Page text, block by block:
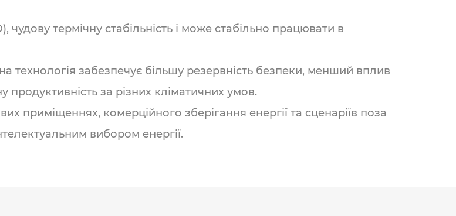
термічну стабільність і може стабільно працювати в
технологія забезпечує більшу резервність безпеки, менший вплив
за різних кліматичних умов.
приміщеннях, комерційного зберігання енергії та сценаріїв поза
вибором енергії.